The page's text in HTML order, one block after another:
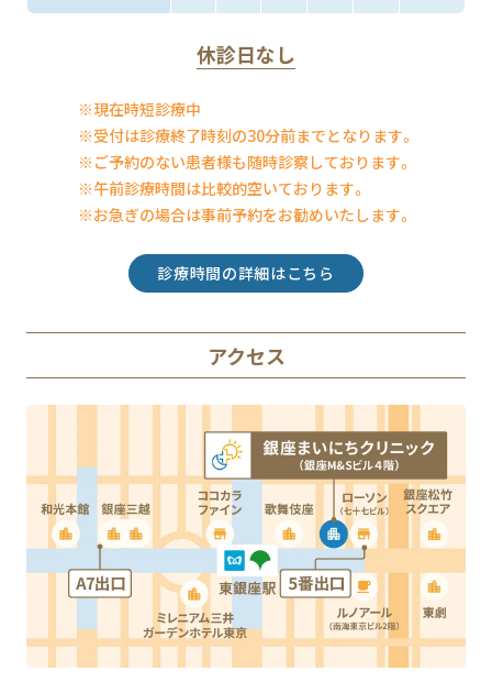
休診日なし
※現在時短診療中
※受付は診療終了時刻の30分前までとなります。
※ご予約のない患者様も随時診察しております。
※午前診療時間は比較的空いております。
※お急ぎの場合は事前予約をお勧めいたします。
アクセス
診療時間の詳細はこちら